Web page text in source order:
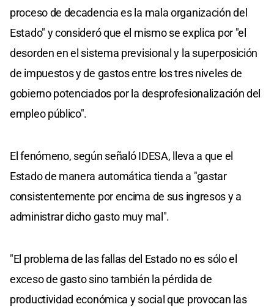
proceso de decadencia es la mala organización del
Estado" y consideró que el mismo se explica por "el
desorden en el sistema previsional y la superposición
de impuestos y de gastos entre los tres niveles de
gobierno potenciados por la desprofesionalización del
empleo público".
El fenómeno, según señaló IDESA, lleva a que el
Estado de manera automática tienda a "gastar
consistentemente por encima de sus ingresos y a
administrar dicho gasto muy mal".
"El problema de las fallas del Estado no es sólo el
exceso de gasto sino también la pérdida de
productividad económica y social que provocan las